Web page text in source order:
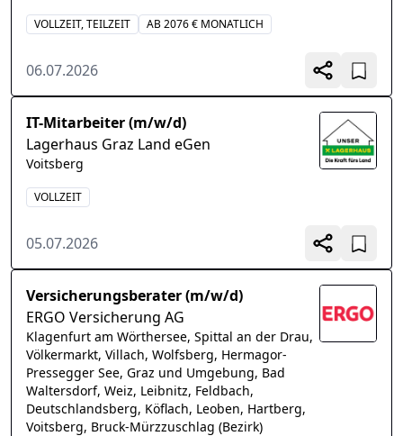
VOLLZEIT, TEILZEIT AB 2076 € MONATLICH
06.07.2026
IT-Mitarbeiter (m/w/d)
Lagerhaus Graz Land eGen
Voitsberg
VOLLZEIT
05.07.2026
Versicherungsberater (m/w/d)
ERGO Versicherung AG
Klagenfurt am Wörthersee, Spittal an der Drau,
Völkermarkt, Villach, Wolfsberg, Hermagor-
Pressegger See, Graz und Umgebung, Bad
Waltersdorf, Weiz, Leibnitz, Feldbach,
Deutschlandsberg, Köflach, Leoben, Hartberg,
Voitsberg, Bruck-Mürzzuschlag (Bezirk)